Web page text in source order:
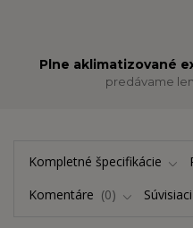
Plne aklimatizované
predávame
Kompletné špecifikácie
Komentáre
0